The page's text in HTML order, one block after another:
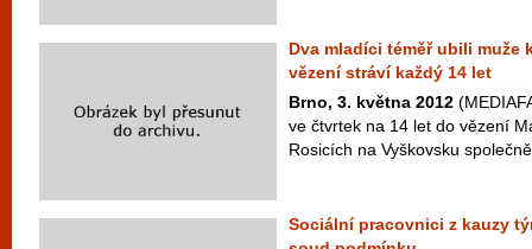
Dva mladíci téměř ubili muže
vězení stráví každý 14 let
Brno, 3. května 2012
ve čtvrtek na 14 let do vězení
Rosicích na Vyškovsku
Sociální pracovnici z kauzy